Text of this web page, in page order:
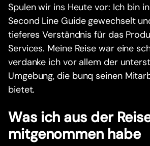
Spulen wir ins Heute vor: Ich bin
Second Line Guide gewechselt
tieferes Verständnis für das
Services. Meine Reise war eine
verdanke ich vor allem der
Umgebung, die bunq seinen
bietet.
Was ich aus der
mitgenommen habe